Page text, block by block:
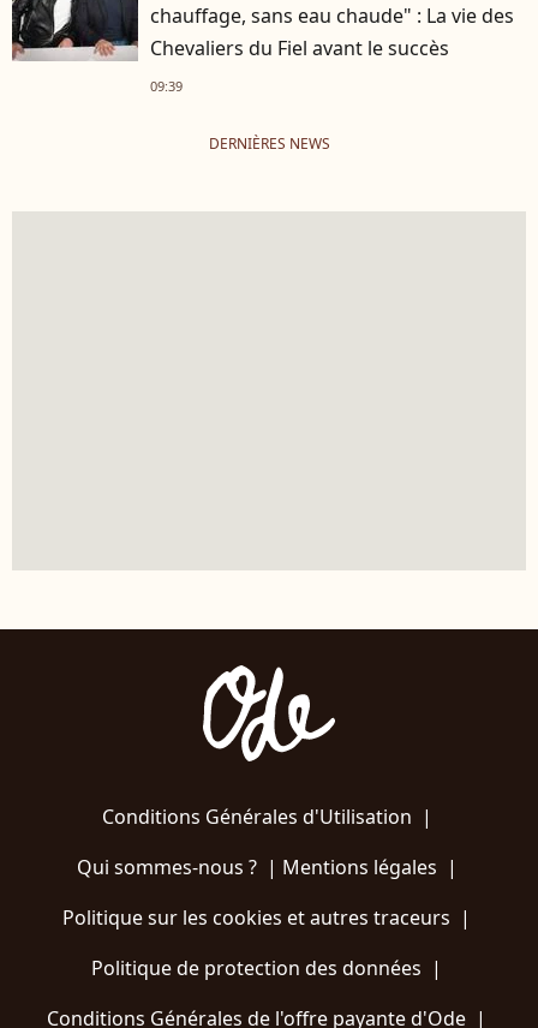
chauffage, sans eau chaude" : La vie des
Chevaliers du Fiel avant le succès
09:39
DERNIÈRES NEWS
Conditions Générales d'Utilisation |
Qui sommes-nous ?| Mentions légales |
Politique sur les cookies et autres traceurs |
Politique de protection des données |
Conditions Générales de l'offre payante d'Ode |